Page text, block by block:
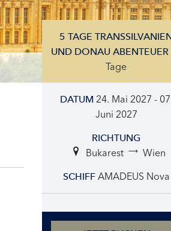
5 TAGE
UND DONAU ABENTEUER
Tage
DATUM 24. Mai 2027 -
Juni 2027
RICHTUNG
Bukarest Wien
SCHIFF AMADEUS Nova